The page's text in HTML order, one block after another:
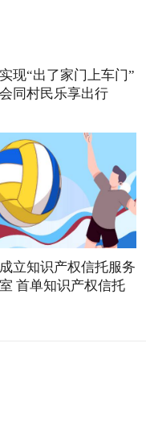
现“出了家门上车门”
同村民乐享出行
立知识产权信托服务
首单知识产权信托